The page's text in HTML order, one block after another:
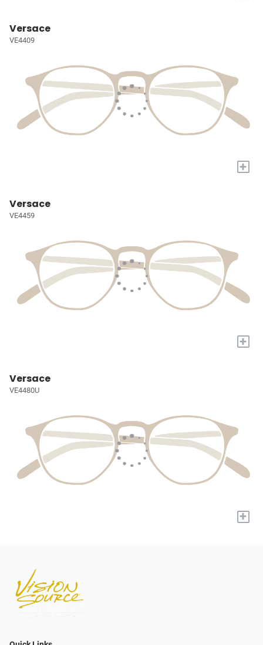
Versace
VE4409
+
Versace
VE4459
+
Versace
VE4480U
+